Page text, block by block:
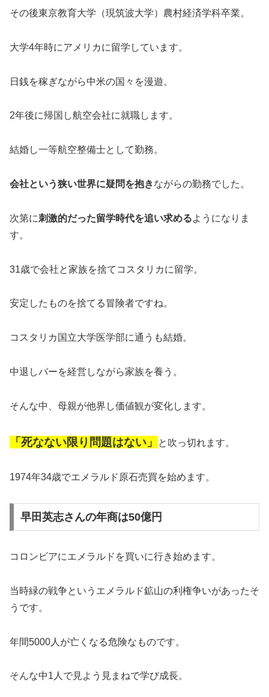
その後東京教育大学（現筑波大学）農村経済学科卒業。
大学4年時にアメリカに留学しています。
日銭を稼ぎながら中米の国々を漫遊。
2年後に帰国し航空会社に就職します。
結婚し一等航空整備士として勤務。
会社という狭い世界に疑問を抱きながらの勤務でした。
次第に刺激的だった留学時代を追い求めるようになりま
す。
31歳で会社と家族を捨てコスタリカに留学。
安定したものを捨てる冒険者ですね。
コスタリカ国立大学医学部に通うも結婚。
中退しバーを経営しながら家族を養う。
そんな中、母親が他界し価値観が変化します。
「死なない限り問題はない」 と吹っ切れます。
1974年34歳でエメラルド原石売買を始めます。
早田英志さんの年商は50億円
コロンビアにエメラルドを買いに行き始めます。
当時緑の戦争というエメラルド鉱山の利権争いがあったそ
うです。
年間5000人が亡くなる危険なものです。
そんな中1人で見よう見まねで学び成長。